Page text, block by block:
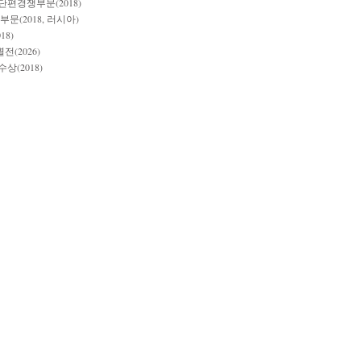
문(2018, 러시아)
전(2026)
상(2018)